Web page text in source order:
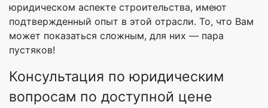
юридическом аспекте строительства, имеют
подтвержденный опыт в этой отрасли. То, что Вам
может показаться сложным, для них — пара
пустяков!
Консультация по юридическим
вопросам по доступной цене